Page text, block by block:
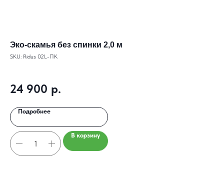
Эко-скамья без спинки 2,0 м
SKU: Ridus 02L-ПК
24 900 р.
Подробнее
В корзину